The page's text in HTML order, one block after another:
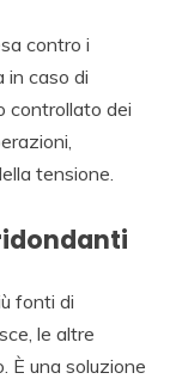
contro i
in caso di
controllato dei
tensione.
fonti di
le altre
È una soluzione